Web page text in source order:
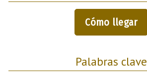
Cómo llegar
Palabras clave